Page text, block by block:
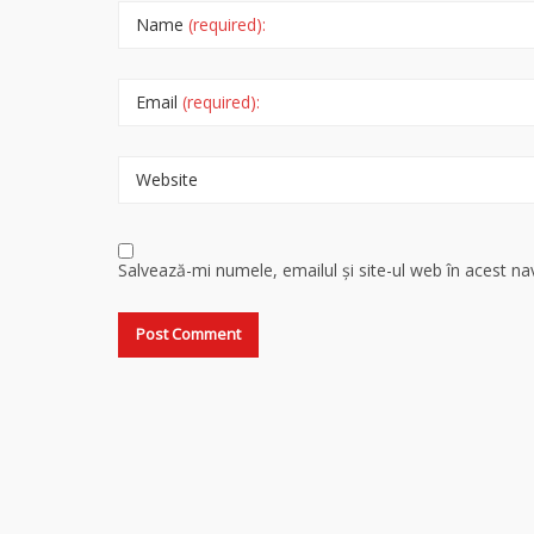
Name (required):
Email (required):
Website
Salvează-mi numele, emailul și site-ul web în acest